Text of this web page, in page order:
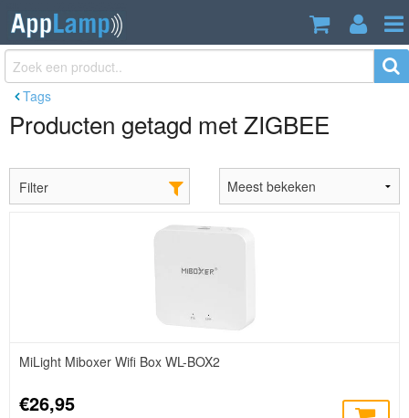
Tags
Producten getagd met ZIGBEE
Filter
MiLight Miboxer Wifi Box WL-BOX2
€26,95